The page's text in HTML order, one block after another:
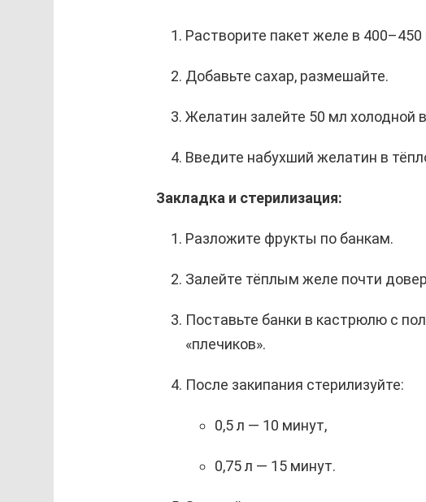
Растворите пакет желе в
Добавьте сахар, размешайте.
Желатин залейте 50 мл холодной
Введите набухший желатин в
Закладка и стерилизация:
Разложите фрукты по банкам.
Залейте тёплым желе почти
Поставьте банки в кастрюлю с
«плечиков».
После закипания стерилизуйте:
0,5 л — 10 минут,
0,75 л — 15 минут.